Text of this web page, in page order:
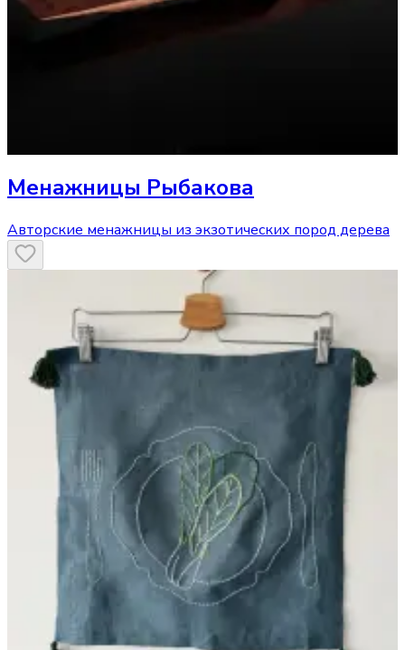
Менажницы Рыбакова
Авторские менажницы из экзотических пород дерева